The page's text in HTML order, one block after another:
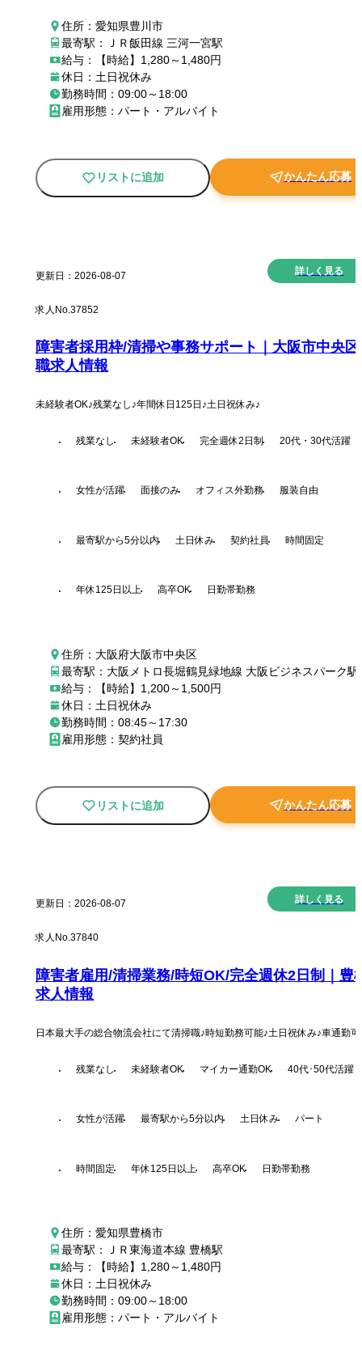
住所：愛知県豊川市
最寄駅：ＪＲ飯田線 三河一宮駅
給与：【時給】1,280～1,480円
休日：土日祝休み
勤務時間：09:00～18:00
雇用形態：パート・アルバイト
リストに追加 かんたん応募
更新日： 2026-08-07
求人No. 37852
詳しく見る
障害者採用枠/清掃や事務サポート｜大阪市中央
職求人情報
未経験者OK♪残業なし♪年間休日125日♪土日祝休み♪
残業なし 未経験者OK 完全週休2日制 20代・30代活躍
女性が活躍 面接のみ オフィス外勤務 服装自由
最寄駅から5分以内 土日休み 契約社員 時間固定
年休125日以上 高卒OK 日勤帯勤務
住所：大阪府大阪市中央区
最寄駅：大阪メトロ長堀鶴見緑地線 大阪ビジネスパーク駅
給与：【時給】1,200～1,500円
休日：土日祝休み
勤務時間：08:45～17:30
雇用形態：契約社員
リストに追加 かんたん応募
更新日： 2026-08-07
求人No.37840
詳しく見る
障害者雇用/清掃業務/時短OK/完全週休2日制｜豊
求人情報
日本最大手の総合物流会社にて清掃職♪時短勤務可能♪土日祝休み♪車通勤可
残業なし 未経験者OK マイカー通勤OK 40代･50代活躍
女性が活躍 最寄駅から5分以内 土日休み パート
時間固定 年休125日以上 高卒OK 日勤帯勤務
住所：愛知県豊橋市
最寄駅：ＪＲ東海道本線 豊橋駅
給与：【時給】1,280～1,480円
休日：土日祝休み
勤務時間：09:00～18:00
雇用形態：パート・アルバイト